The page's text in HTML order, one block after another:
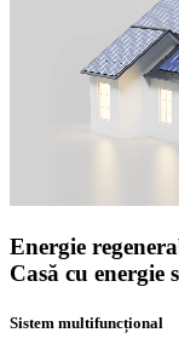
Energie
Casă cu energie
Sistem multifuncțional